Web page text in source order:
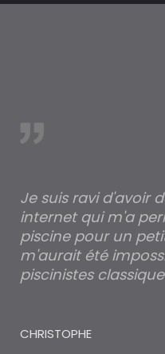
Je suis ravi d'avoir
internet qui m'a
piscine pour un
m'aurait été
piscinistes
CHRISTOPHE